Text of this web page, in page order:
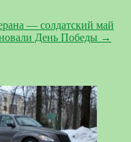
— солдатский май
День Победы →